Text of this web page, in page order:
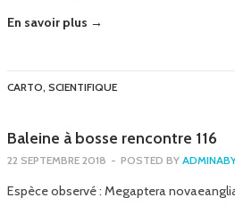
En savoir plus →
CARTO, SCIENTIFIQUE
Baleine à bosse rencontre 116
22 SEPTEMBRE 2018 - POSTED BY
Espèce observé : Megaptera